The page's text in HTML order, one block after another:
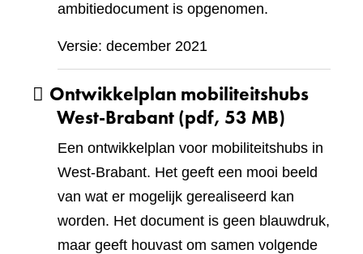
ambitiedocument is opgenomen.
Versie: december 2021
Ontwikkelplan mobiliteitshubs
West-Brabant(pdf, 53 MB)
Een ontwikkelplan voor mobiliteitshubs in
West-Brabant. Het geeft een mooi beeld
van wat er mogelijk gerealiseerd kan
worden. Het document is geen blauwdruk,
maar geeft houvast om samen volgende